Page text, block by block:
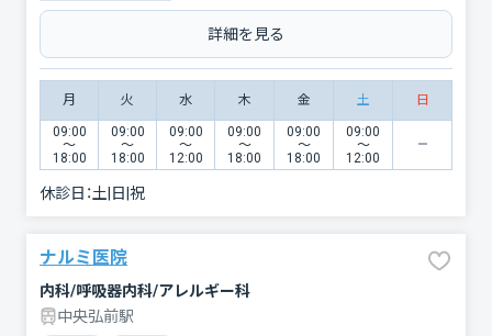
詳細を見る
月 火 水 木 金 土 日
09:00
〜
18:00
09:00
〜
18:00
09:00
〜
12:00
09:00
〜
18:00
09:00
〜
18:00
09:00
〜
12:00
休診日：土|日|祝
ナルミ医院
内科/呼吸器内科/アレルギー科
中央弘前駅